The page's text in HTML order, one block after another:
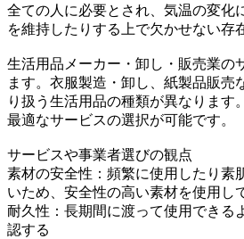
全ての人に必要とされ、気温の変化
を維持したりする上で欠かせない存
生活用品メーカー・卸し・販売業の
ます。衣服製造・卸し、紙製品販売
り扱う生活用品の種類が異なります
最適なサービスの選択が可能です。
サービスや事業者選びの観点
素材の安全性：頻繁に使用したり素
いため、安全性の高い素材を使用し
耐久性：長期間に渡って使用できる
認する